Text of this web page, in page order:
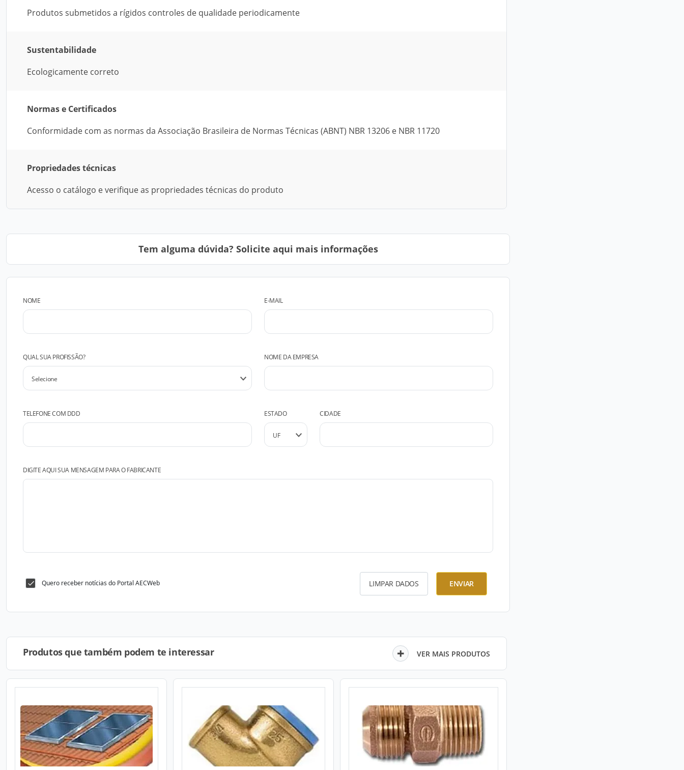
Produtos submetidos a rígidos controles de qualidade periodicamente
Sustentabilidade
Ecologicamente correto
Normas e Certificados
Conformidade com as normas da Associação Brasileira de Normas Técnicas (ABNT) NBR 13206 e NBR 11720
Propriedades técnicas
Acesso o catálogo e verifique as propriedades técnicas do produto
Tem alguma dúvida? Solicite aqui mais informações
NOME E-MAIL
QUAL SUA PROFISSÃO? NOME DA EMPRESA
TELEFONE COM DDD ESTADO CIDADE
DIGITE AQUI SUA MENSAGEM PARA O FABRICANTE
Quero receber notícias do Portal AECWeb LIMPAR DADOS ENVIAR
Produtos que também podem te interessar VER MAIS PRODUTOS